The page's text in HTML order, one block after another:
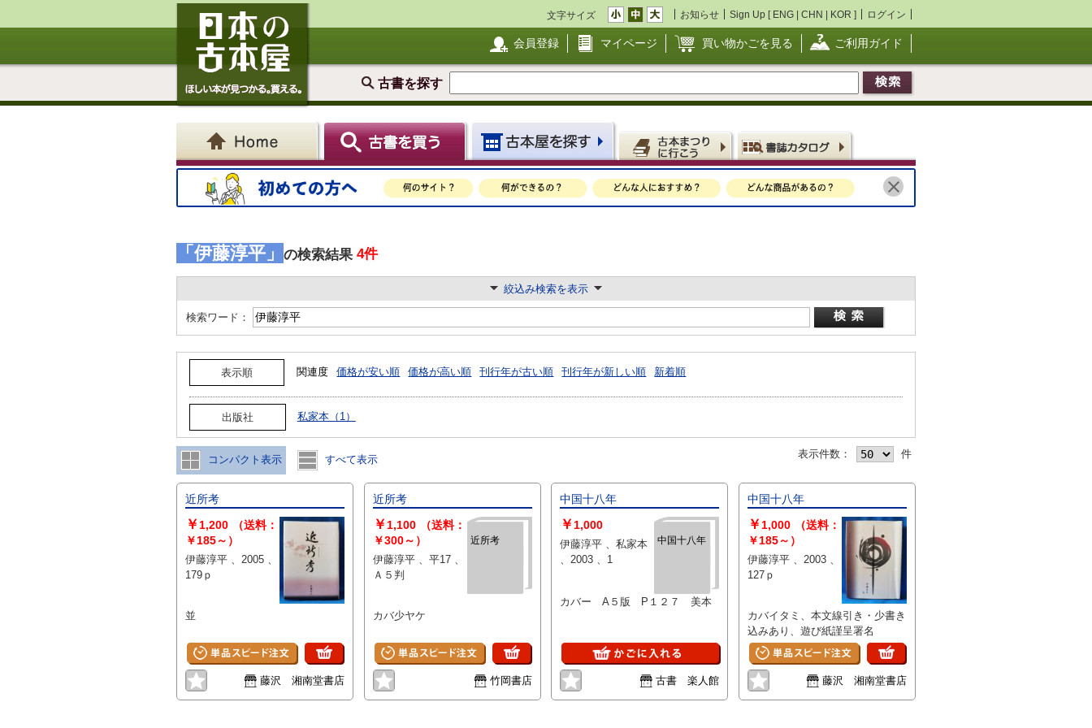
文字サイズ お知らせ Sign Up [ ENG | CHN | KOR ] ログイン
会員登録 マイページ 買い物かごを見る ご利用ガイド
古書を探す
「伊藤淳平」 の検索結果 4件
絞込み検索を表示
検索ワード：
表示順 関連度 価格が安い順 価格が高い順 刊行年が古い順 刊行年が新しい順 新着順
出版社 私家本（1）
コンパクト表示 すべて表示 表示件数： 件
近所考
￥ 1,200
（送料：
￥185～）
伊藤淳平 、2005 、
179ｐ
並
藤沢 湘南堂書店
近所考
近所考
￥ 1,100
（送料：
￥300～）
伊藤淳平 、平17 、
Ａ５判
カバ少ヤケ
竹岡書店
中国十八年
中国十八年
￥ 1,000
伊藤淳平 、私家本
、2003 、1
カバー A５版 P１２７ 美本
古書 楽人館
中国十八年
￥ 1,000
（送料：
￥185～）
伊藤淳平 、2003 、
127ｐ
カバイタミ、本文線引き・少書き
込みあり、遊び紙謹呈署名
藤沢 湘南堂書店